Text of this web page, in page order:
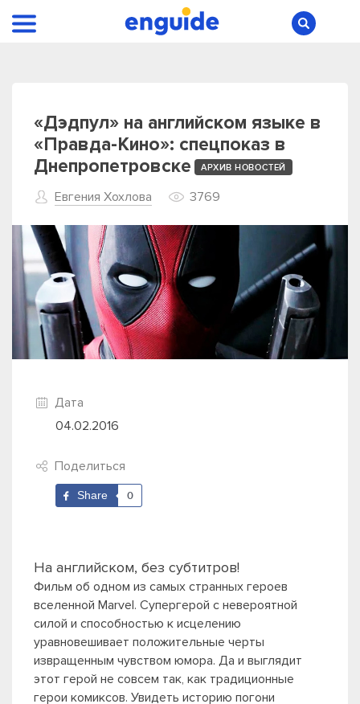
«Дэдпул» на английском языке в
«Правда-Кино»: спецпоказ в
Днепропетровске
АРХИВ НОВОСТЕЙ
Евгения Хохлова 3769
Дата
04.02.2016
Поделиться
Share 0
На английском, без субтитров!
Фильм об одном из самых странных героев
вселенной Marvel. Супергерой с невероятной
силой и способностью к исцелению
уравновешивает положительные черты
извращенным чувством юмора. Да и выглядит
этот герой не совсем так, как традиционные
герои комиксов. Увидеть историю погони